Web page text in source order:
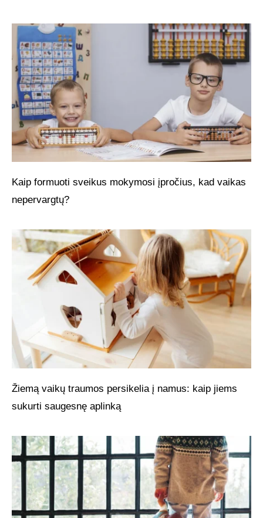
Kaip formuoti sveikus mokymosi įpročius, kad vaikas
nepervargtų?
Žiemą vaikų traumos persikelia į namus: kaip jiems
sukurti saugesnę aplinką